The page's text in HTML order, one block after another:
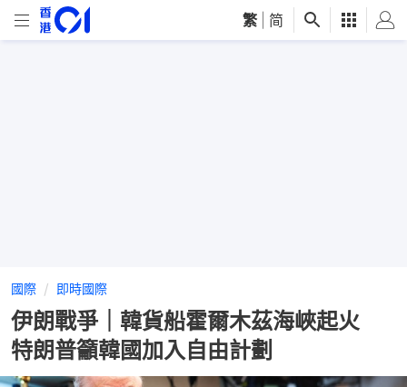
繁 简
國際 即時國際
伊朗戰爭｜韓貨船霍爾木茲海峽起火
特朗普籲韓國加入自由計劃